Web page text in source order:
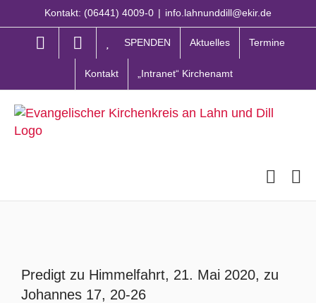
Inhalt
Kontakt: (06441) 4009-0 | info.lahnunddill@ekir.de
SPENDEN Aktuelles Termine
Kontakt „Intranet“ Kirchenamt
grösseres
Bild
Predigt zu Himmelfahrt, 21. Mai 2020, zu
Johannes 17, 20-26